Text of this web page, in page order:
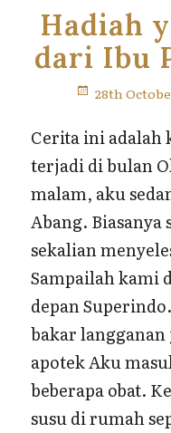
Hadiah
dari Ibu
28th
Cerita ini adalah
terjadi di bulan
malam, aku
Abang.
sekalian
Sampailah kami
depan
bakar
apotek Aku
beberapa obat.
susu di rumah